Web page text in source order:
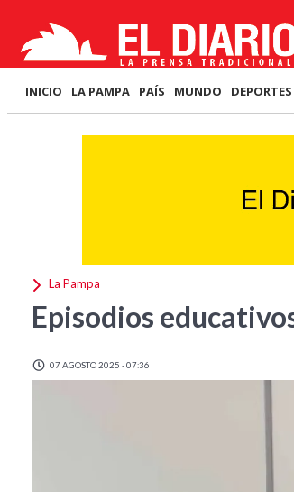
INICIO LA PAMPA PAÍS MUNDO DEPORTES
La Pampa
Episodios
07 AGOSTO 2025 - 07:36